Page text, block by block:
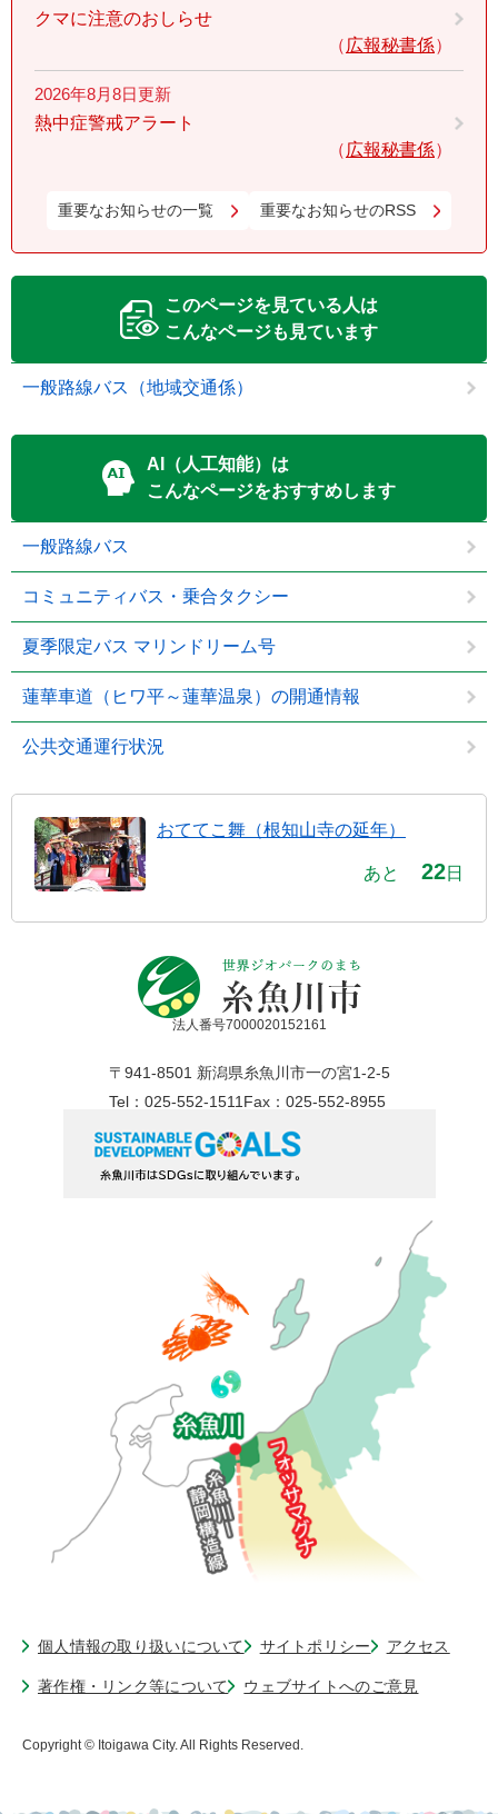
クマに注意のおしらせ
広報秘書係
2026年8月8日更新
熱中症警戒アラート
広報秘書係
重要なお知らせの一覧 重要なお知らせのRSS
このページを見ている人は
こんなページも見ています
一般路線バス（地域交通係）
AI（人工知能）は
こんなページをおすすめします
一般路線バス
コミュニティバス・乗合タクシー
夏季限定バス マリンドリーム号
蓮華車道（ヒワ平～蓮華温泉）の開通情報
公共交通運行状況
おててこ舞（根知山寺の延年）
あと 22日
法人番号7000020152161
〒941-8501 新潟県糸魚川市一の宮1-2-5
Tel：025-552-1511 Fax：025-552-8955
個人情報の取り扱いについて サイトポリシー アクセス
著作権・リンク等について ウェブサイトへのご意見
Copyright © Itoigawa City. All Rights Reserved.